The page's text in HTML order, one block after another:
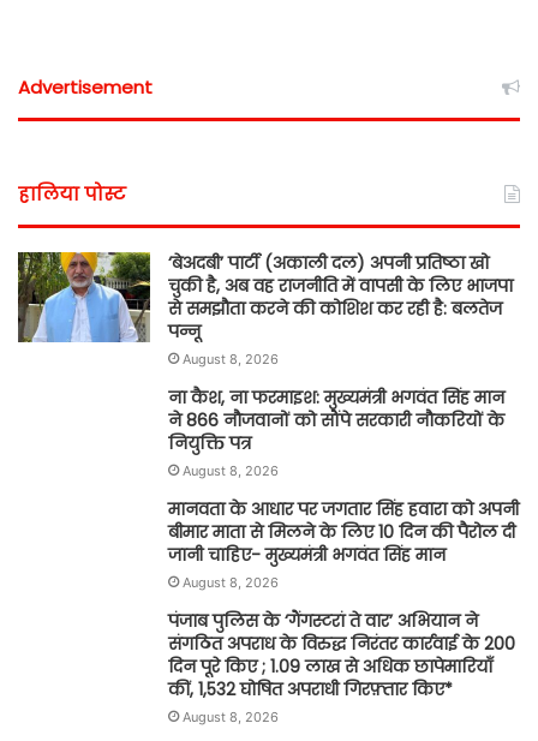
Advertisement
हालिया पोस्ट
‘बेअदबी’ पार्टी (अकाली दल) अपनी प्रतिष्ठा खो
चुकी है, अब वह राजनीति में वापसी के लिए भाजपा
से समझौता करने की कोशिश कर रही है: बलतेज
पन्नू
August 8, 2026
ना कैश, ना फरमाइश: मुख्यमंत्री भगवंत सिंह मान
ने 866 नौजवानों को सौंपे सरकारी नौकरियों के
नियुक्ति पत्र
August 8, 2026
मानवता के आधार पर जगतार सिंह हवारा को अपनी
बीमार माता से मिलने के लिए 10 दिन की पैरोल दी
जानी चाहिए- मुख्यमंत्री भगवंत सिंह मान
August 8, 2026
पंजाब पुलिस के ‘गैंगस्टरां ते वार’ अभियान ने
संगठित अपराध के विरुद्ध निरंतर कार्रवाई के 200
दिन पूरे किए ; 1.09 लाख से अधिक छापेमारियाँ
कीं, 1,532 घोषित अपराधी गिरफ़्तार किए*
August 8, 2026